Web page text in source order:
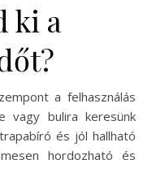
ki a
a felhasználás
vagy bulira keresünk
és jól hallható
hordozható és